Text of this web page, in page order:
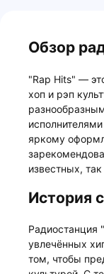
Обзор
"Rap Hits" —
хоп и рэп
яркому
известных,
История
Радиостанция
увлечённых
том, чтобы